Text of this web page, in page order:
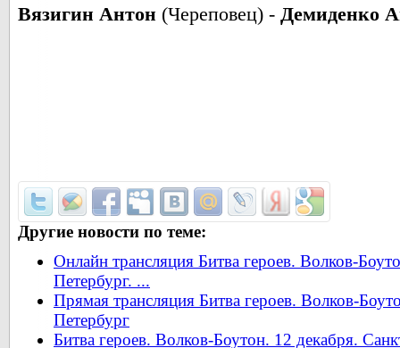
Вязигин Антон (Череповец) - Демиденко
Другие новости по теме:
Онлайн трансляция Битва героев. Волков-
Петербург. ...
Прямая трансляция Битва героев. Волков-
Петербург
Битва героев. Волков-Боутон. 12 декабря.